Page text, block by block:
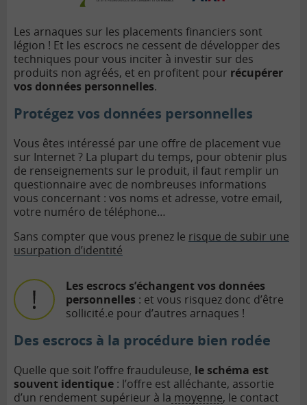
Les arnaques sur les placements financiers sont
légion ! Et les escrocs ne cessent de développer des
techniques pour vous inciter à investir sur des
produits non agréés, et en profitent pour récupérer
vos données personnelles.
Protégez vos données personnelles
Vous êtes intéressé par une offre de placement vue
sur Internet ? La plupart du temps, pour obtenir plus
de renseignements sur le produit, il faut remplir un
questionnaire avec de nombreuses informations
vous concernant : vos noms et adresse, votre email,
votre numéro de téléphone…
Sans compter que vous prenez le risque de subir une
usurpation d’identité
Les escrocs s’échangent vos données
personnelles : et vous risquez donc d’être
sollicité.e pour d’autres arnaques !
Des escrocs à la procédure bien rodée
Quelle que soit l’offre frauduleuse, le schéma est
souvent identique : l’offre est alléchante, assortie
d’un rendement supérieur à la moyenne, le contact